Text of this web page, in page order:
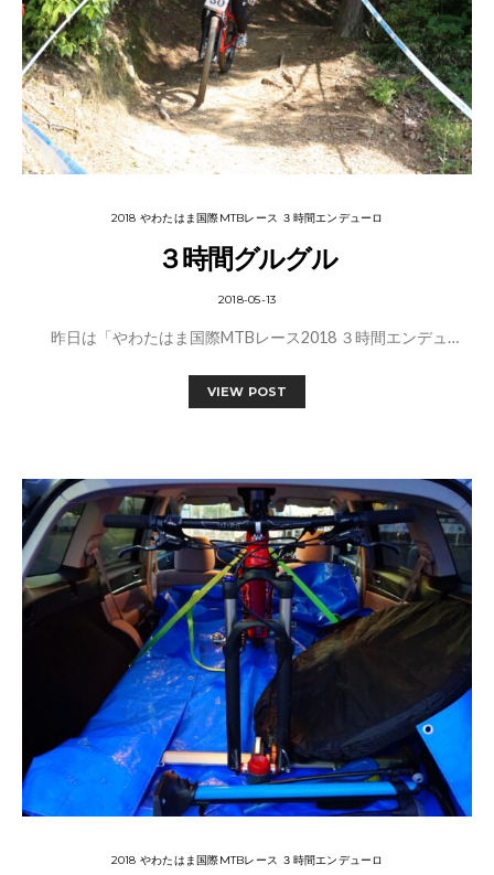
2018 やわたはま国際MTBレース ３時間エンデューロ
３時間グルグル
2018-05-13
昨日は「やわたはま国際MTBレース2018 ３時間エンデュ…
VIEW POST
2018 やわたはま国際MTBレース ３時間エンデューロ